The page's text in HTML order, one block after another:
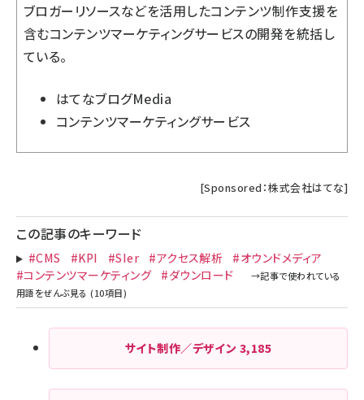
ブロガーリソースなどを活用したコンテンツ制作支援を
含むコンテンツマーケティングサービスの開発を統括し
ている。
はてなブログMedia
コンテンツマーケティングサービス
[Sponsored：株式会社はてな]
この記事のキーワード
#CMS #KPI #SIer #アクセス解析
#オウンドメディア
#コンテンツマーケティング
#ダウンロード
サイト制作／デザイン 3,185